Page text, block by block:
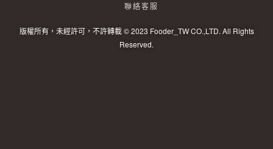
聯絡客服
版權所有，未經許可，不許轉載 © 2023 Fooder_TW CO.,LTD. All Rights
Reserved.